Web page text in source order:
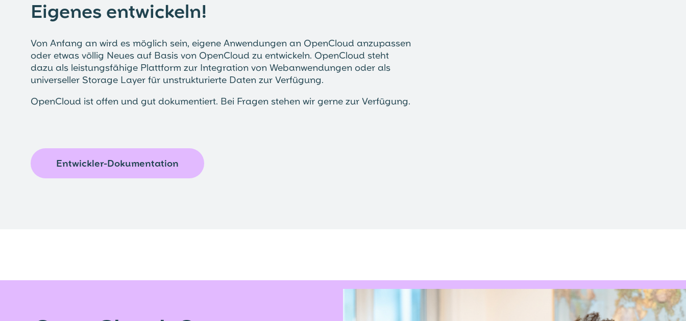
Eigenes entwickeln!
Von Anfang an wird es möglich sein, eigene Anwendungen an OpenCloud anzupassen
oder etwas völlig Neues auf Basis von OpenCloud zu entwickeln. OpenCloud steht
dazu als leistungsfähige Plattform zur Integration von Webanwendungen oder als
universeller Storage Layer für unstrukturierte Daten zur Verfügung.
OpenCloud ist offen und gut dokumentiert. Bei Fragen stehen wir gerne zur Verfügung.
Entwickler-Dokumentation